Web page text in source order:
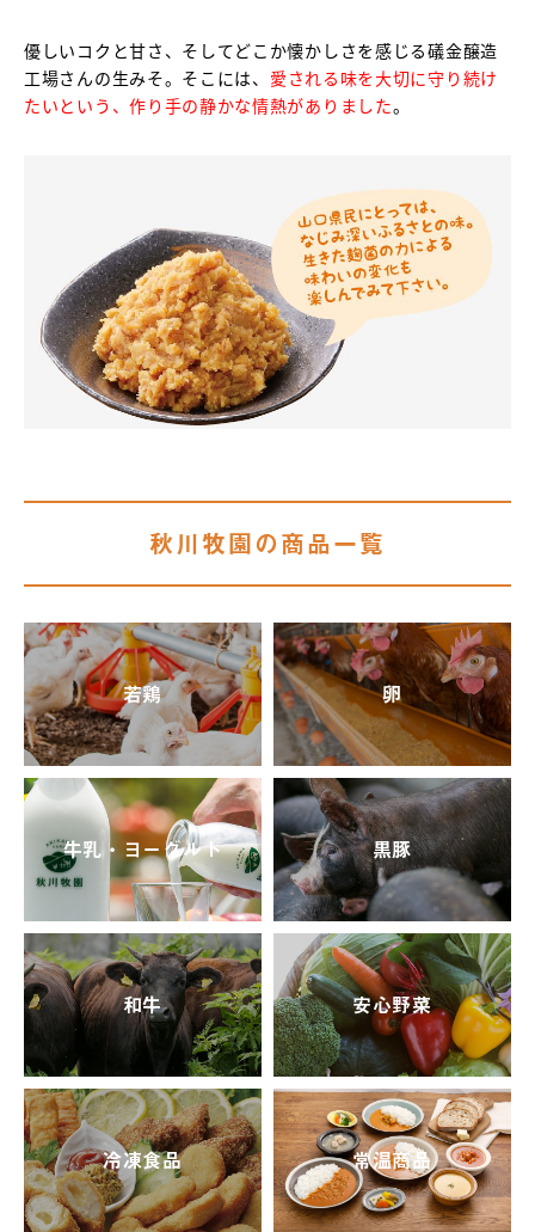
優しいコクと甘さ、そしてどこか懐かしさを感じる礒金醸造
工場さんの生みそ。そこには、 愛される味を大切に守り続け
たいという、作り手の静かな情熱がありました。
秋川牧園の商品一覧
若鶏 卵
牛乳・ヨーグルト 黒豚
和牛 安心野菜
冷凍食品 常温商品